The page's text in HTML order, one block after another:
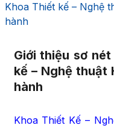
Khoa Thiết kế – Nghệ
hành
Giới thiệu sơ
kế – Nghệ thuật
hành
Khoa Thiết Kế –